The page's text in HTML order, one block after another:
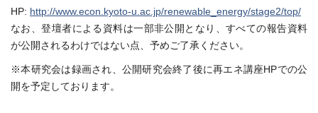
HP: http://www.econ.kyoto-u.ac.jp/renewable_energy/stage2/top/
なお、登壇者による資料は一部非公開となり、すべての報告資料
が公開されるわけではない点、予めご了承ください。
※本研究会は録画され、公開研究会終了後に再エネ講座HPでの公
開を予定しております。